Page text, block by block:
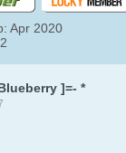
Apr 2020
]=- *